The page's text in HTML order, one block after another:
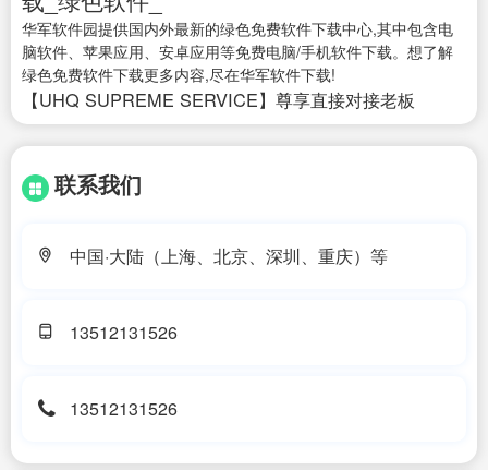
华军软件园提供国内外最新的绿色免费软件下载中心,其中包含电
脑软件、苹果应用、安卓应用等免费电脑/手机软件下载。想了解
绿色免费软件下载更多内容,尽在华军软件下载!
【UHQ SUPREME SERVICE】尊享直接对接老板
联系我们
中国·大陆（上海、北京、深圳、重庆）等
13512131526
13512131526